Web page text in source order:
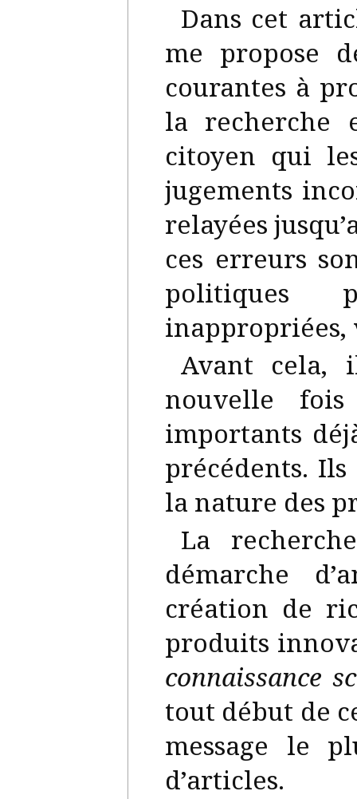
Dans cet
me propose
courantes à
la recherche
citoyen qui
jugements
relayées
ces erreurs
politiques
Avant cela,
nouvelle
importants
précédents.
la nature des
La
démarche
création de
produits
connaissance
tout début de
message le
d’articles.